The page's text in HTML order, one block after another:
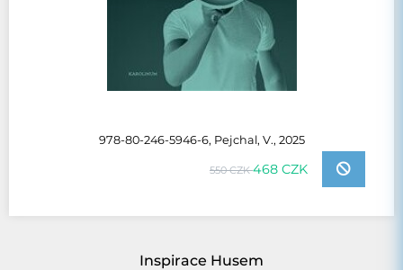
978-80-246-5946-6, Pejchal, V., 2025
550 CZK468 CZK
Inspirace Husem